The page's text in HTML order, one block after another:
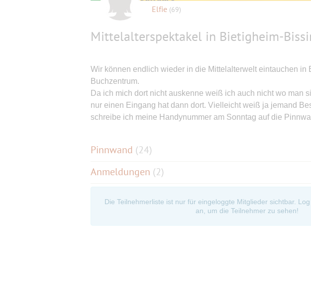
Elfie (69)
Mittelalterspektakel in Bietigheim-
Wir können endlich wieder in die Mittelalterwelt eintauchen in
Buchzentrum.
Da ich mich dort nicht auskenne weiß ich auch nicht wo man
nur einen Eingang hat dann dort. Vielleicht weiß ja jemand
schreibe ich meine Handynummer am Sonntag auf die
Pinnwand (24)
Anmeldungen (2)
Die Teilnehmerliste ist nur für eingeloggte Mitglieder sichtbar.
an, um die Teilnehmer zu sehen!